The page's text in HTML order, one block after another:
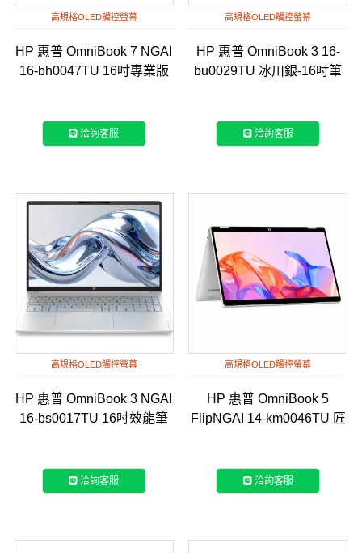
高規格OLED觸控螢幕
HP 惠普 OmniBook 7 NGAI
16-bh0047TU 16吋專業版
洽詢客服
高規格OLED觸控螢幕
HP 惠普 OmniBook 3 16-
bu0029TU 冰川銀-16吋筆
洽詢客服
高規格OLED觸控螢幕
HP 惠普 OmniBook 3 NGAI
16-bs0017TU 16吋效能筆
洽詢客服
高規格OLED觸控螢幕
HP 惠普 OmniBook 5
FlipNGAI 14-km0046TU 匠
洽詢客服